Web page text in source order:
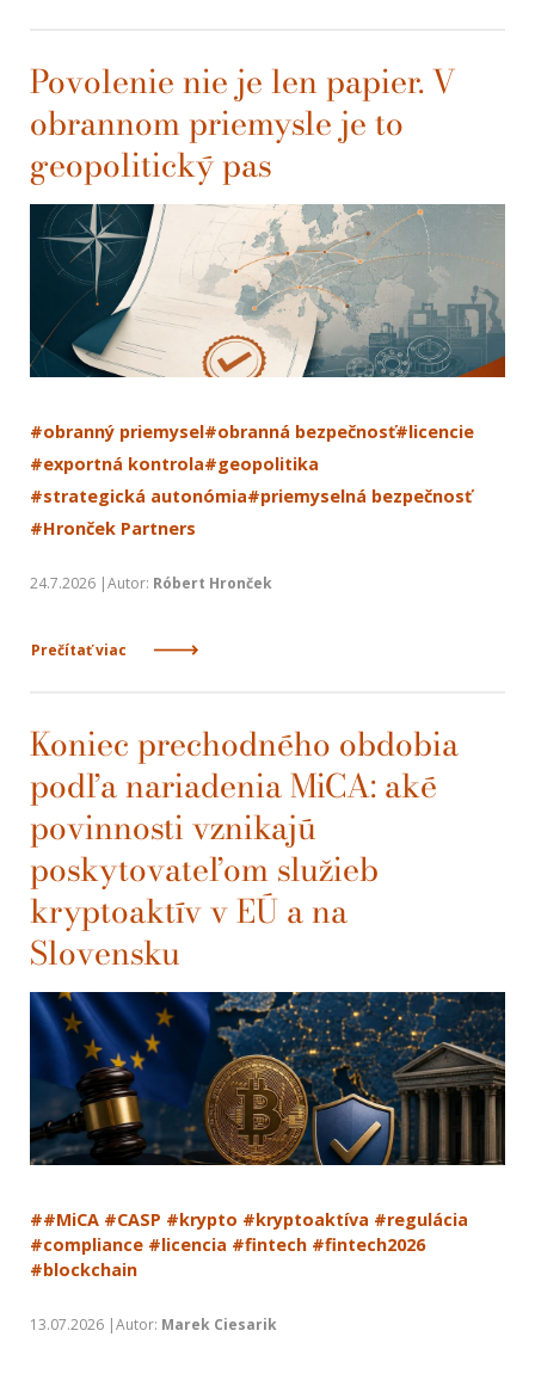
Povolenie nie je len papier. V
obrannom priemysle je to
geopolitický pas
#obranný priemysel#obranná bezpečnosť#licencie
#exportná kontrola#geopolitika
#strategická autonómia#priemyselná bezpečnosť
#Hronček Partners
24.7.2026 |Autor: Róbert Hronček
Prečítať viac
Koniec prechodného obdobia
podľa nariadenia MiCA: aké
povinnosti vznikajú
poskytovateľom služieb
kryptoaktív v EÚ a na
Slovensku
##MiCA #CASP #krypto #kryptoaktíva #regulácia
#compliance #licencia #fintech #fintech2026
#blockchain
13.07.2026 |Autor: Marek Ciesarik